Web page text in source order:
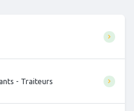
- Traiteurs